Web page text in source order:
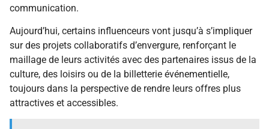
communication.
Aujourd’hui, certains influenceurs vont jusqu’à s’impliquer
sur des projets collaboratifs d’envergure, renforçant le
maillage de leurs activités avec des partenaires issus de la
culture, des loisirs ou de la billetterie événementielle,
toujours dans la perspective de rendre leurs offres plus
attractives et accessibles.